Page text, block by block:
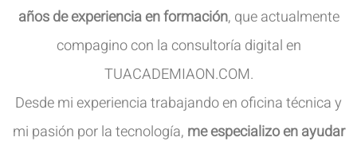
años de experiencia en formación, que actualmente
compagino con la consultoría digital en
TUACADEMIAON.COM.
Desde mi experiencia trabajando en oficina técnica y
mi pasión por la tecnología, me especializo en ayudar